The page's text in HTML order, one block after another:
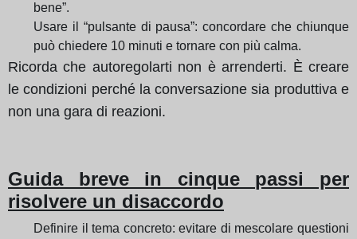
bene”.
Usare il “pulsante di pausa”: concordare che chiunque
può chiedere 10 minuti e tornare con più calma.
Ricorda che autoregolarti non è arrenderti. È creare
le condizioni perché la conversazione sia produttiva e
non una gara di reazioni.
Guida breve in cinque passi per
risolvere un disaccordo
Definire il tema concreto: evitare di mescolare questioni